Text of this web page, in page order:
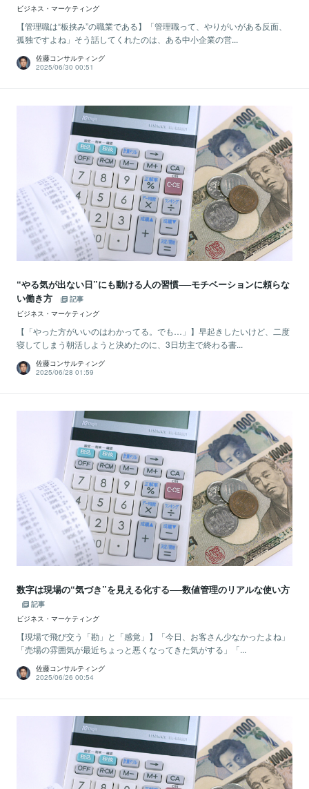
ビジネス・マーケティング
【管理職は“板挟み”の職業である】「管理職って、やりがいがある反面、
孤独ですよね」そう話してくれたのは、ある中小企業の営...
佐藤コンサルティング
2025/06/30 00:51
“やる気が出ない日”にも動ける人の習慣──モチベーションに頼らな
い働き方
記事
ビジネス・マーケティング
【「やった方がいいのはわかってる。でも…」】早起きしたいけど、二度
寝してしまう朝活しようと決めたのに、3日坊主で終わる書...
佐藤コンサルティング
2025/06/28 01:59
数字は現場の“気づき”を見える化する──数値管理のリアルな使い方
記事
ビジネス・マーケティング
【現場で飛び交う「勘」と「感覚」】「今日、お客さん少なかったよね」
「売場の雰囲気が最近ちょっと悪くなってきた気がする」「...
佐藤コンサルティング
2025/06/26 00:54